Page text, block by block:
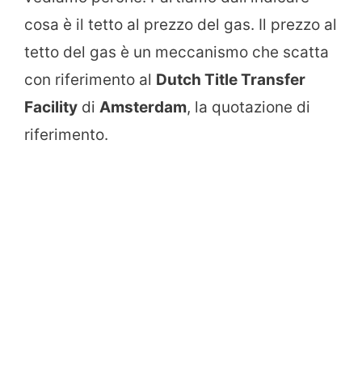
cosa è il tetto al prezzo del gas. Il prezzo al
tetto del gas è un meccanismo che scatta
con riferimento al Dutch Title Transfer
Facility di Amsterdam, la quotazione di
riferimento.